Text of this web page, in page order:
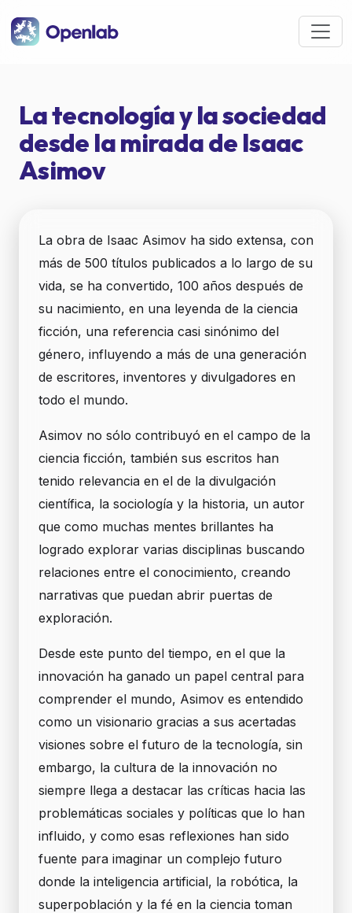
La tecnología y la sociedad
desde la mirada de Isaac
Asimov
La obra de Isaac Asimov ha sido extensa, con
más de 500 títulos publicados a lo largo de su
vida, se ha convertido, 100 años después de
su nacimiento, en una leyenda de la ciencia
ficción, una referencia casi sinónimo del
género, influyendo a más de una generación
de escritores, inventores y divulgadores en
todo el mundo.
Asimov no sólo contribuyó en el campo de la
ciencia ficción, también sus escritos han
tenido relevancia en el de la divulgación
científica, la sociología y la historia, un autor
que como muchas mentes brillantes ha
logrado explorar varias disciplinas buscando
relaciones entre el conocimiento, creando
narrativas que puedan abrir puertas de
exploración.
Desde este punto del tiempo, en el que la
innovación ha ganado un papel central para
comprender el mundo, Asimov es entendido
como un visionario gracias a sus acertadas
visiones sobre el futuro de la tecnología, sin
embargo, la cultura de la innovación no
siempre llega a destacar las críticas hacia las
problemáticas sociales y políticas que lo han
influido, y como esas reflexiones han sido
fuente para imaginar un complejo futuro
donde la inteligencia artificial, la robótica, la
superpoblación y la fé en la ciencia toman